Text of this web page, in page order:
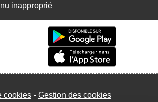
inapproprié
cookies Gestion des cookies